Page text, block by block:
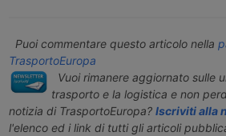
Puoi commentare questo articolo nella
TrasportoEuropa
Vuoi rimanere aggiornato sulle
trasporto e la logistica e non
notizia di TrasportoEuropa? Iscriviti alla
l'elenco ed i link di tutti gli articoli